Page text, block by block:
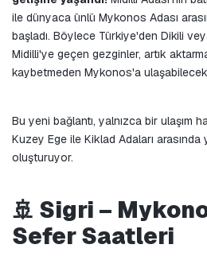
ile dünyaca ünlü Mykonos Adası
başladı. Böylece Türkiye'den Dikili
Midilli'ye geçen gezginler, artık
kaybetmeden Mykonos'a
Bu yeni bağlantı, yalnızca bir ulaşım
Kuzey Ege ile Kiklad Adaları
oluşturuyor.
🚢 Sigri –
Sefer Saatleri